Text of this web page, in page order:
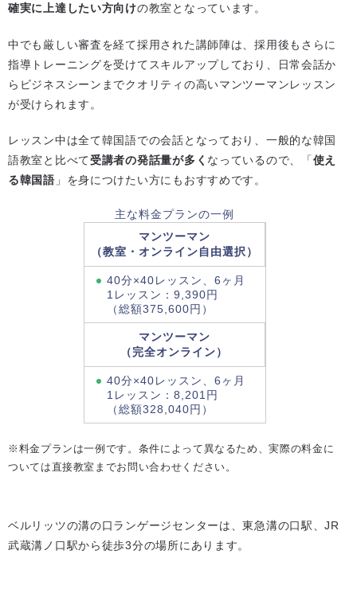
確実に上達したい方向けの教室となっています。
中でも厳しい審査を経て採用された講師陣は、採用後もさらに
指導トレーニングを受けてスキルアップしており、日常会話か
らビジネスシーンまでクオリティの高いマンツーマンレッスン
が受けられます。
レッスン中は全て韓国語での会話となっており、一般的な韓国
語教室と比べて受講者の発話量が多く なっているので、「使え
る韓国語 」を身につけたい方にもおすすめです。
主な料金プランの一例
マンツーマン
（教室・オンライン自由選択）
40分×40レッスン、6ヶ月
1レッスン：9,390円
（総額375,600円）
マンツーマン
（完全オンライン）
40分×40レッスン、6ヶ月
1レッスン：8,201円
（総額328,040円）
※料金プランは一例です。条件によって異なるため、実際の料金に
ついては直接教室までお問い合わせください。
ベルリッツの溝の口ランゲージセンターは、東急溝の口駅、JR
武蔵溝ノ口駅から徒歩3分の場所にあります。